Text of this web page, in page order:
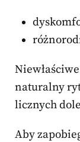
naturalny
licznych
Aby